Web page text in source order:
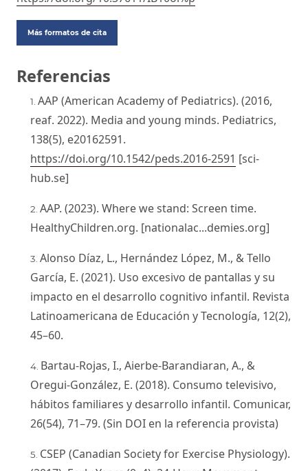
Más formatos de cita
Referencias
AAP (American Academy of Pediatrics). (2016,
reaf. 2022). Media and young minds. Pediatrics,
138(5), e20162591.
https://doi.org/10.1542/peds.2016-2591 [sci-
hub.se]
AAP. (2023). Where we stand: Screen time.
HealthyChildren.org. [nationalac...demies.org]
Alonso Díaz, L., Hernández López, M., & Tello
García, E. (2021). Uso excesivo de pantallas y su
impacto en el desarrollo cognitivo infantil. Revista
Latinoamericana de Educación y Tecnología, 12(2),
45–60.
Bartau-Rojas, I., Aierbe-Barandiaran, A., &
Oregui-González, E. (2018). Consumo televisivo,
hábitos familiares y desarrollo infantil. Comunicar,
26(54), 71–79. (Sin DOI en la referencia provista)
CSEP (Canadian Society for Exercise Physiology).